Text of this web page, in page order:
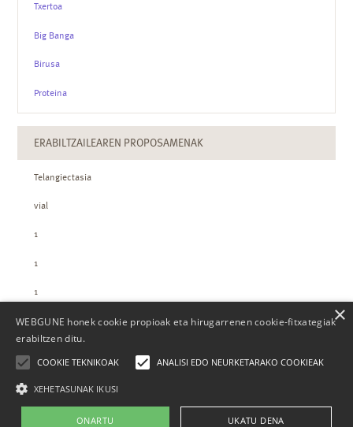
Txertoa
Big Banga
Birusa
Proteina
ERABILTZAILEAREN PROPOSAMENAK
Telangiectasia
vial
1
1
1
ZTH-REN KOPURUAK
WEBGUNE honek cookie propioak eta hirugarrenen cookie-fitxategiak
erabiltzen ditu.
COOKIE TEKNIKOAK ANALISI EDO NEURKETARAKO COOKIEAK
XEHETASUNAK IKUSI
ONARTU UKATU DENA
×